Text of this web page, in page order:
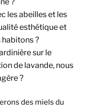
les abeilles et les
esthétique et
habitons ?
sur le
de lavande, nous
?
des miels du